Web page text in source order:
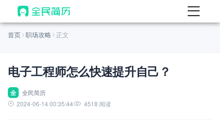
首页
AI 生成简历
AI 优化简历
AI 翻译简历
首页 职场攻略 正文
电子工程师怎么快速提升自己？
全
全民简历
2024-06-14 00:35:44
4518 阅读